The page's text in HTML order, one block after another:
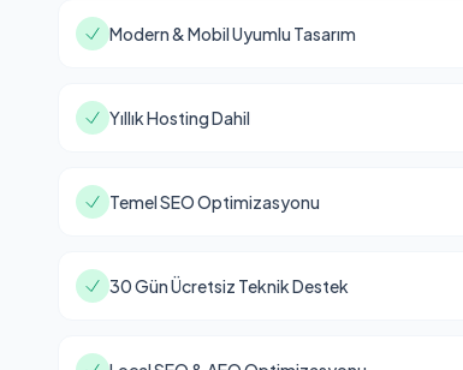
Modern & Mobil Uyumlu Tasarım
Yıllık Hosting Dahil
Temel SEO Optimizasyonu
30 Gün Ücretsiz Teknik Destek